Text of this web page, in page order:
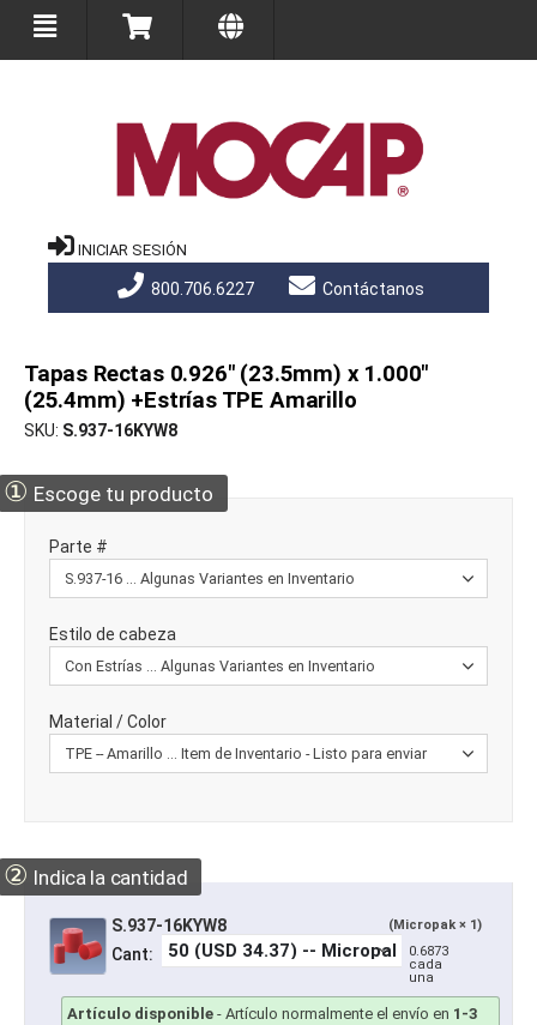
INICIAR SESIÓN
800.706.6227 Contáctanos
Tapas Rectas 0.926" (23.5mm) x 1.000"
(25.4mm) +Estrías TPE Amarillo
SKU S.937-16KYW8
① Escoge tu producto
Parte #
Estilo de cabeza
Material / Color
② Indica la cantidad
S.937-16KYW8 (Micropak × 1)
Cant:
0.6873
cada
una
Artículo disponible - Artículo normalmente el envío en 1-3